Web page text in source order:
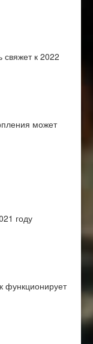
к 2022
может
году
функционирует